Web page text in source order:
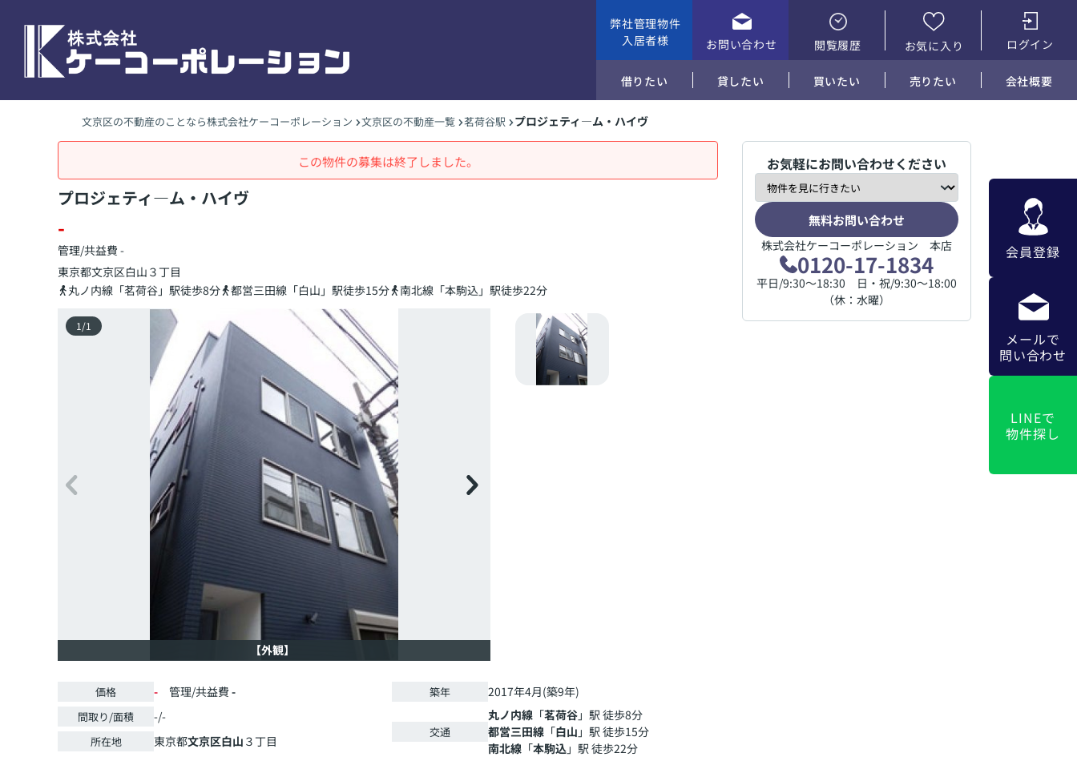
弊社管理物件
入居者様
お問い合わせ 閲覧履歴 お気に入り ログイン
借りたい 貸したい 買いたい 売りたい 会社概要
会員登録
メールで
問い合わせ
LINEで
物件探し
文京区の不動産のことなら株式会社ケーコーポレーション 文京区の不動産一覧 茗荷谷駅 プロジェティ―ム・ハイヴ
この物件の募集は終了しました。
プロジェティ―ム・ハイヴ
-
管理/共益費 -
東京都文京区白山 ３丁目
丸ノ内線「茗荷谷」駅徒歩8分
都営三田線「白山」駅徒歩15分 南北線「本駒込」駅徒歩22分
1 /1
【外観】
価格 - 管理/共益費 -
間取り/面積 -/-
所在地 東京都文京区白山 ３丁目
築年 2017年4月(築9年)
交通
丸ノ内線 「茗荷谷」駅 徒歩8分
都営三田線 「白山 」駅 徒歩15分
南北線 「本駒込」駅 徒歩22分
お気軽にお問い合わせください
無料お問い合わせ
株式会社ケーコーポレーション 本店
0120-17-1834
平日/9:30～18:30 日・祝/9:30～18:00
（休：水曜）